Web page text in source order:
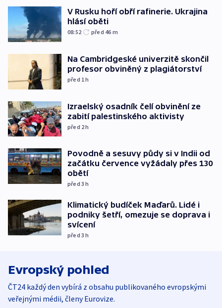
V Rusku hoří obří rafinerie. Ukrajina
hlásí oběti
08:52 před 46 m
Na Cambridgeské univerzitě skončil
profesor obviněný z plagiátorství
před 1h
Izraelský osadník čelí obvinění ze
zabití palestinského aktivisty
před 2h
Povodně a sesuvy půdy si v Indii od
začátku července vyžádaly přes 130
obětí
před 3h
Klimatický budíček Maďarů. Lidé i
podniky šetří, omezuje se doprava i
svícení
před 3h
Evropský pohled
ČT24 každý den vybírá z obsahu publikovaného evropskými
veřejnými médii, členy Eurovize.